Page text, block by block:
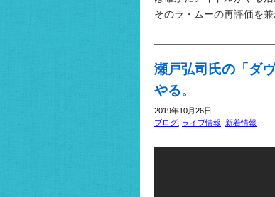
そのラ・ムーの再評価を
瀬戸弘司氏の「ダ
やる。
2019年10月26日
ブログ ライブ情報 新着情報